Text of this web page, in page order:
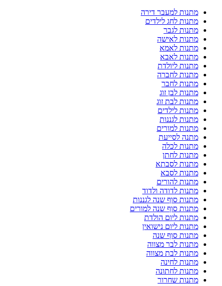
מתנות למעבר דירה
מתנות לחג לילדים
מתנות לגבר
מתנות לאישה
מתנות לאמא
מתנות לאבא
מתנות ליולדת
מתנות לחברה
מתנות לחבר
מתנות לבן זוג
מתנות לבת זוג
מתנות לילדים
מתנות לגננות
מתנות למורים
מתנה לסייעת
מתנות לכלה
מתנות לחתן
מתנות לסבתא
מתנות לסבא
מתנות להורים
מתנות לדודה ולדוד
מתנות סוף שנה לגננות
מתנות סוף שנה למורים
מתנות ליום הולדת
מתנות ליום נישואין
מתנות סוף שנה
מתנות לבר מצווה
מתנות לבת מצווה
מתנות לחינה
מתנות לחתונה
מתנות שחרור